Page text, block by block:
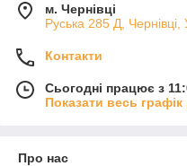
м. Чернівці
Руська 285 Д, Чернівці,
Контакти
Сьогодні працює з
Показати весь
Про нас